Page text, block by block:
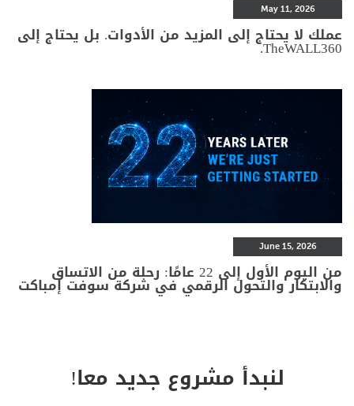
May 11, 2026
عملك لا يحتاج إلى المزيد من الأدوات. بل يحتاج إلى
TheWALL360.
June 15, 2026
من اليوم الأول إلى 22 عامًا: رحلة من الاتساق
والابتكار والتحول الرقمي في شركة سوفت إمباكت
لنبدأ مشروع جديد معا!